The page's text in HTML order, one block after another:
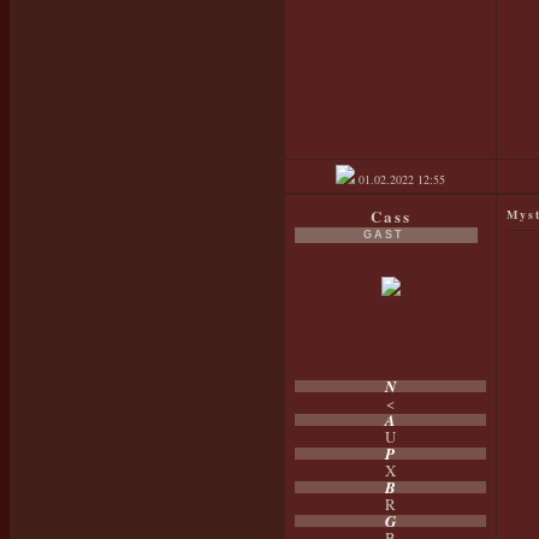
01.02.2022 12:55
Cass
GAST
N
<
A
U
P
X
B
R
G